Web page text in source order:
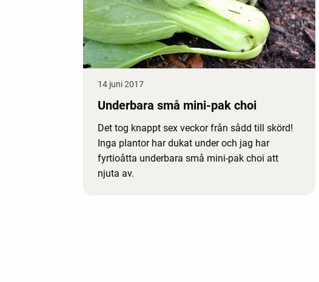
14 juni 2017
Underbara små mini-pak choi
Det tog knappt sex veckor från sådd till skörd!
Inga plantor har dukat under och jag har
fyrtioåtta underbara små mini-pak choi att
njuta av.